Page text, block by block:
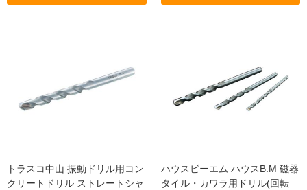
トラスコ中山 振動ドリル用コン
クリートドリル ストレートシャ
ハウスビーエム ハウスB.M 磁器
タイル・カワラ用ドリル(回転